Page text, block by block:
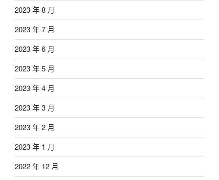
2023 年 8 月
2023 年 7 月
2023 年 6 月
2023 年 5 月
2023 年 4 月
2023 年 3 月
2023 年 2 月
2023 年 1 月
2022 年 12 月